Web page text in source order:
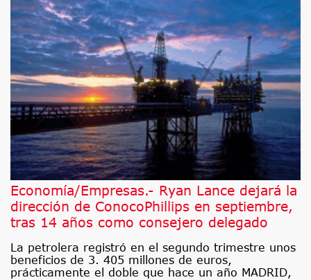
Economía/Empresas.- Ryan Lance dejará la
dirección de ConocoPhillips en septiembre,
tras 14 años como consejero delegado
La petrolera registró en el segundo trimestre unos
beneficios de 3. 405 millones de euros,
prácticamente el doble que hace un año MADRID,